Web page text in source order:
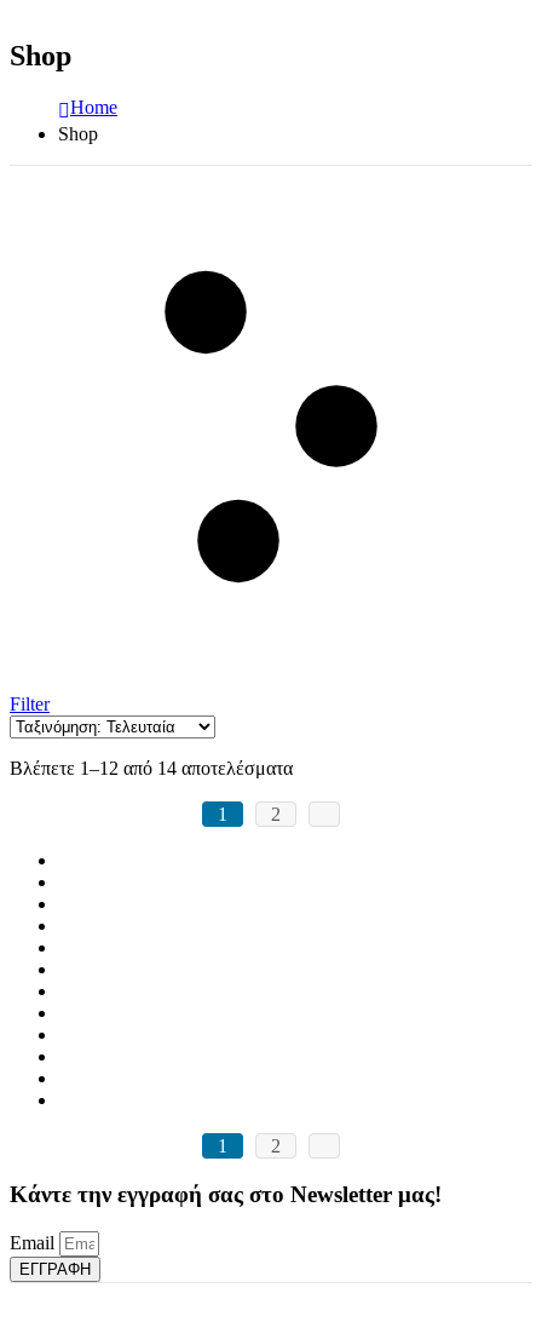
Shop
Home
Shop
Filter
Βλέπετε 1–12 από 14 αποτελέσματαSorted
latest
1 2
1 2
Κάντε την εγγραφή σας στο Newsletter μας!
Email
ΕΓΓΡΑΦΗ